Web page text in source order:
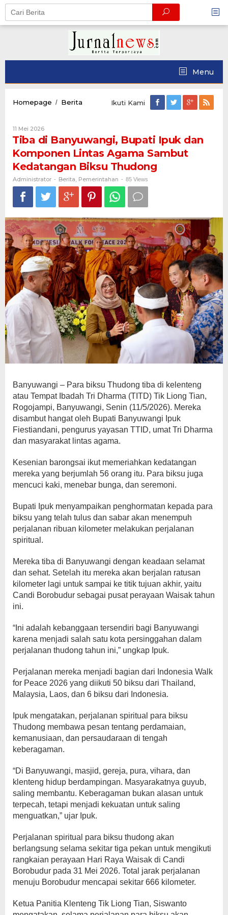
Skip
content
Menu
Homepage / Berita
Ipuk
Komponen
Lintas
Kedatangan
Biksu
Ikuti Kami
11 Mei 2026Oleh
Administrator
Tiba di Banyuwangi, Bupati Ipuk dan
Komponen Lintas Agama Sambut
Kedatangan Biksu Thudong
Administrator - Berita, Pemerintahan - 85 Views
Banyuwangi – Para biksu Thudong tiba di kelenteng
atau Tempat Ibadah Tri Dharma (TITD) Tik Liong Tian,
Rogojampi, Banyuwangi, Senin (11/5/2026). Mereka
disambut hangat oleh Bupati Banyuwangi Ipuk
Fiestiandani, pengurus yayasan TTID, umat Tri Dharma
dan masyarakat lintas agama.
Kesenian barongsai ikut memeriahkan kedatangan
mereka yang berjumlah 56 orang itu. Para biksu juga
mencuci kaki, menebar bunga, dan seremoni.
Bupati Ipuk menyampaikan penghormatan kepada para
biksu yang telah tulus dan sabar akan menempuh
perjalanan ribuan kilometer melakukan perjalanan
spiritual.
Mereka tiba di Banyuwangi dengan keadaan selamat
dan sehat. Setelah itu mereka akan berjalan ratusan
kilometer lagi untuk sampai ke titik tujuan akhir, yaitu
Candi Borobudur sebagai pusat perayaan Waisak tahun
ini.
“Ini adalah kebanggaan tersendiri bagi Banyuwangi
karena menjadi salah satu kota persinggahan dalam
perjalanan thudong tahun ini,” ungkap Ipuk.
Perjalanan mereka menjadi bagian dari Indonesia Walk
for Peace 2026 yang diikuti 50 biksu dari Thailand,
Malaysia, Laos, dan 6 biksu dari Indonesia.
Ipuk mengatakan, perjalanan spiritual para biksu
Thudong membawa pesan tentang perdamaian,
kemanusiaan, dan persaudaraan di tengah
keberagaman.
“Di Banyuwangi, masjid, gereja, pura, vihara, dan
klenteng hidup berdampingan. Masyarakatnya guyub,
saling membantu. Keberagaman bukan alasan untuk
terpecah, tetapi menjadi kekuatan untuk saling
menguatkan,” ujar Ipuk.
Perjalanan spiritual para biksu thudong akan
berlangsung selama sekitar tiga pekan untuk mengikuti
rangkaian perayaan Hari Raya Waisak di Candi
Borobudur pada 31 Mei 2026. Total jarak perjalanan
menuju Borobudur mencapai sekitar 666 kilometer.
Ketua Panitia Klenteng Tik Liong Tian, Siswanto